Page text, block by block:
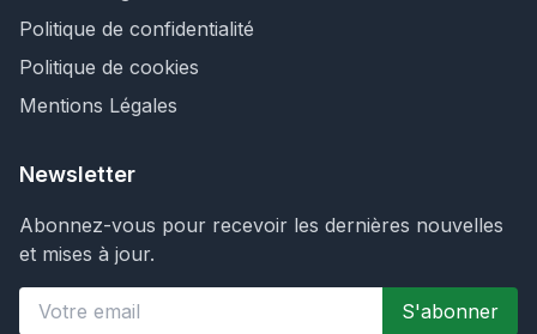
Politique de confidentialité
Politique de cookies
Mentions Légales
Newsletter
Abonnez-vous pour recevoir les dernières nouvelles
et mises à jour.
S'abonner